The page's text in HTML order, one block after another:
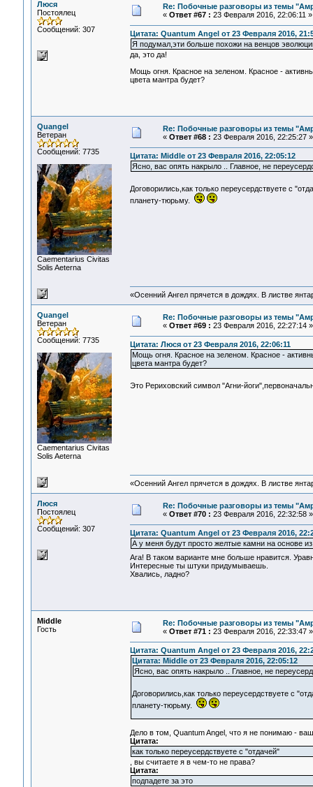
Люся
Постоялец
Сообщений: 307
Re: Побочные разговоры из темы
« Ответ #67 : 23 Февраля 2016, 22:06:11 »
Цитата: Quantum Angel от 23 Февраля 2016,
Я подумал,эти больше похожи на венцов
да, это да!
Мощь огня. Красное на зеленом. Красное -
цвета мантра будет?
Quangel
Ветеран
Сообщений: 7735
Сaementarius Civitas
Solis Aeterna
Re: Побочные разговоры из темы
« Ответ #68 : 23 Февраля 2016, 22:25:27 »
Цитата: Middle от 23 Февраля 2016, 22:05:12
Ясно, вас опять накрыло .. Главное, не
Договорились,как только переусердствуете с
планету-тюрьму.
«Осенний Ангел прячется в дождях. В листве
Quangel
Ветеран
Сообщений: 7735
Сaementarius Civitas
Solis Aeterna
Re: Побочные разговоры из темы
« Ответ #69 : 23 Февраля 2016, 22:27:14 »
Цитата: Люся от 23 Февраля 2016, 22:06:11
Мощь огня. Красное на зеленом. Красное -
цвета мантра будет?
Это Рериховский символ "Агни-
«Осенний Ангел прячется в дождях. В листве
Люся
Постоялец
Сообщений: 307
Re: Побочные разговоры из темы
« Ответ #70 : 23 Февраля 2016, 22:32:58 »
Цитата: Quantum Angel от 23 Февраля 2016,
А у меня будут просто желтые камни на основе
Ага! В таком варианте мне больше нравится.
Интересные ты штуки придумываешь.
Хвались, ладно?
Middle
Гость
Re: Побочные разговоры из темы
« Ответ #71 : 23 Февраля 2016, 22:33:47 »
Цитата: Quantum Angel от 23 Февраля 2016,
Цитата: Middle от 23 Февраля 2016, 22:05:12
Ясно, вас опять накрыло .. Главное, не
Договорились,как только переусердствуете с
планету-тюрьму.
Дело в том, Quantum Angel, что я не понимаю -
Цитата:
как только переусердствуете с "отдачей"
, вы считаете я в чем-то не права?
Цитата:
подпадете за это